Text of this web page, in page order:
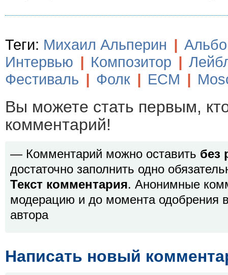
Теги: Михаил Альперин |
Интервью | Композитор |
Фестиваль | Фолк | ECM |
Вы можете стать первым,
комментарий!
— Комментарий можно оставить без
достаточно заполнить одно
Текст комментария. Анонимные
модерацию и до момента одобрения
автора
Написать новый